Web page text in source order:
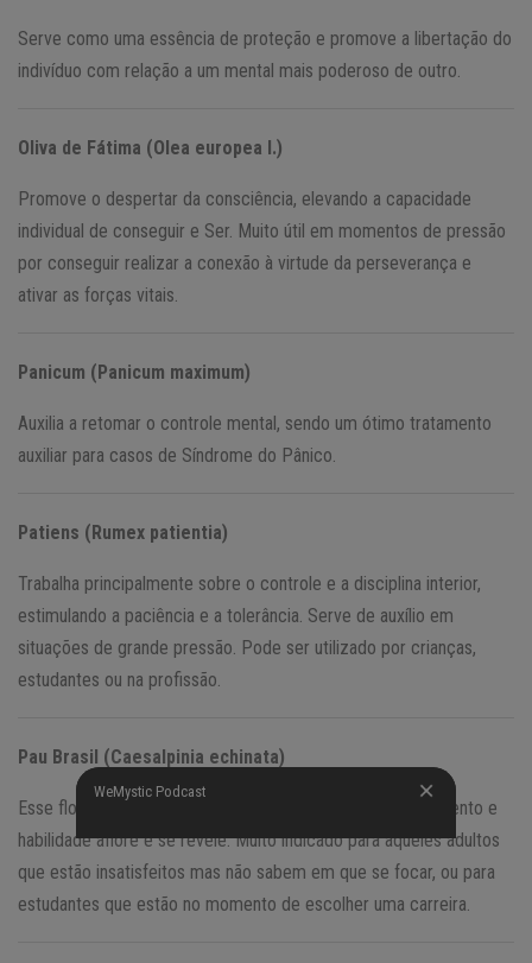
Serve como uma essência de proteção e promove a libertação do
indivíduo com relação a um mental mais poderoso de outro.
Oliva de Fátima (Olea europea l.)
Promove o despertar da consciência, elevando a capacidade
individual de conseguir e Ser. Muito útil em momentos de pressão
por conseguir realizar a conexão à virtude da perseverança e
ativar as forças vitais.
Panicum (Panicum maximum)
Auxilia a retomar o controle mental, sendo um ótimo tratamento
auxiliar para casos de Síndrome do Pânico.
Patiens (Rumex patientia)
Trabalha principalmente sobre o controle e a disciplina interior,
estimulando a paciência e a tolerância. Serve de auxílio em
situações de grande pressão. Pode ser utilizado por crianças,
estudantes ou na profissão.
Pau Brasil (Caesalpinia echinata)
Esse floral do despertar estimula que sua real vocação, talento e
habilidade aflore e se revele. Muito indicado para aqueles adultos
que estão insatisfeitos mas não sabem em que se focar, ou para
estudantes que estão no momento de escolher uma carreira.
WeMystic Podcast
WeMystic Podcast